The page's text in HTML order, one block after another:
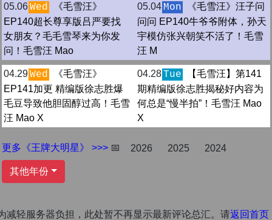
05.06Wed
《毛雪汪》
EP140超长尊享版吕严要找
女朋友？毛毛雪琴来为你发
问！毛雪汪 Mao
05.04 Mon
《毛雪汪》汪子问
问问 EP140牛爷爷附体，孙天
宇模仿张兴朝笑不活了！毛雪
汪 M
04.29Wed
《毛雪汪》
EP141加更 精编版徐志胜爆
毛豆导致他胆固醇过高！毛雪
汪 Mao X
04.28Tue
【毛雪汪】第141
期精编版徐志胜揭秘好内容为
何总是“慢半拍”！毛雪汪 Mao
X
更多《王牌大明星》 >>> 📅 2026 2025 2024
其他年份
减轻服务器负担，此处暂不再显示最新评论总汇。请返回首页